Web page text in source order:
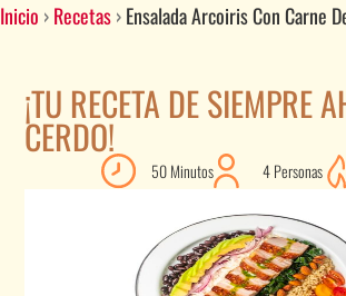
Inicio ›Recetas›Ensalada Arcoiris Con Carne
¡TU RECETA DE SIEMPRE
CERDO!
50 Minutos 4 Personas